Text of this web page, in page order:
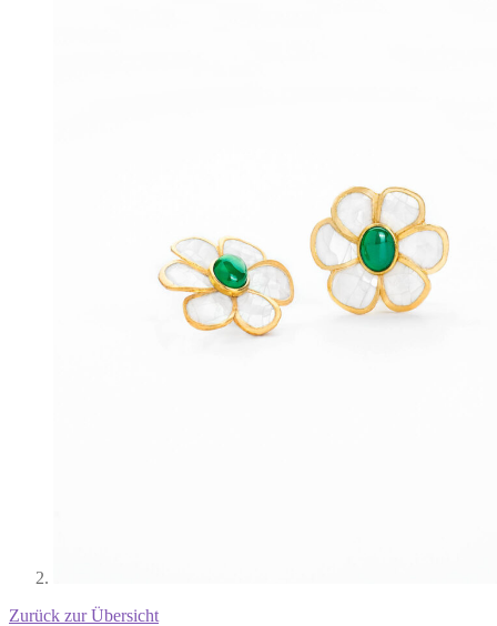
Zurück zur Übersicht